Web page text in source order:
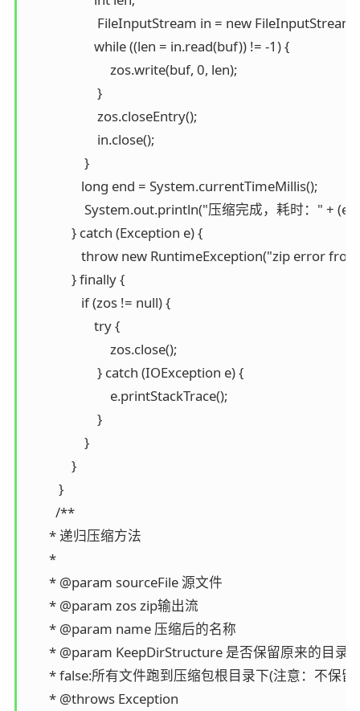
FileInputStream in = new
                     while ((len = in.read(buf)) != -1) {
                          zos.write(buf, 0, len);
                      }
                      zos.closeEntry();
                      in.close();
                  }
                 long end = System.currentTimeMillis();
System.out.println("压缩完成，耗时：" +
              } catch (Exception e) {
throw new RuntimeException("zip error from
              } finally {
                 if (zos != null) {
                     try {
                          zos.close();
                      } catch (IOException e) {
                          e.printStackTrace();
                      }
                  }
              }
          }
         /**
       * 递归压缩方法
       *
       * @param sourceFile 源文件
       * @param zos zip输出流
       * @param name 压缩后的名称
* @param KeepDirStructure 是否保留原来的目录
* false:所有文件跑到压缩包根目录下(注意：不
       * @throws Exception